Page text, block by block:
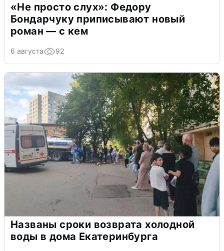
«Не просто слух»: Федору
Бондарчуку приписывают новый
роман — с кем
6 августа 92
Названы сроки возврата холодной
воды в дома Екатеринбурга